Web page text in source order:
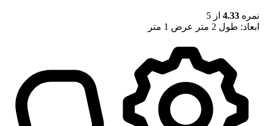
نمره 4.33 از 5
ابعاد: طول 2 متر عرض 1 متر